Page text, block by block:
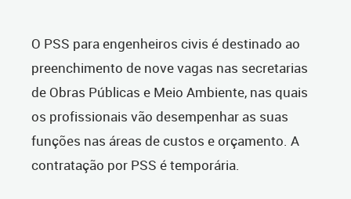
O PSS para engenheiros civis é destinado ao
preenchimento de nove vagas nas secretarias
de Obras Públicas e Meio Ambiente, nas quais
os profissionais vão desempenhar as suas
funções nas áreas de custos e orçamento. A
contratação por PSS é temporária.